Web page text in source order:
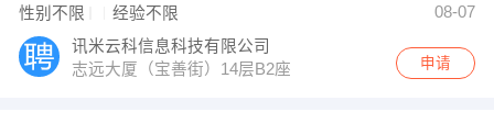
性别不限 经验不限
08-07
讯米云科信息科技有限公司
志远大厦（宝善街）14层B2座
申请